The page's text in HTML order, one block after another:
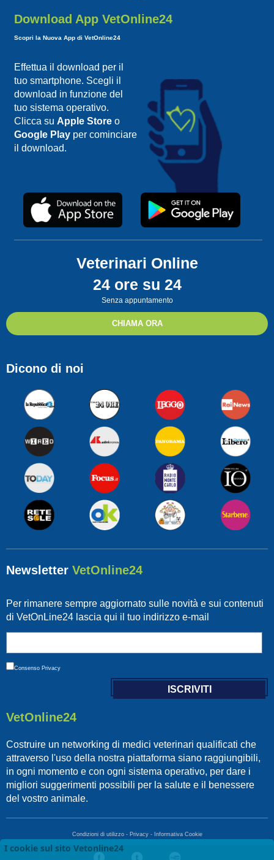
Download App VetOnline24
Scopri la Nuova App di VetOnline24
Effettua il download per il
tuo smartphone. Scegli il
download in funzione del
tuo sistema operativo.
Clicca su Apple Storeo
Google Playper cominciare
il download.
Veterinari Online
24 ore su 24
Senza appuntamento
CHIAMA ORA
Dicono di noi
Newsletter VetOnline24
Per rimanere sempre aggiornato sulle novità e sui contenuti
di VetOnLine24 lascia qui il tuo indirizzo e-mail
Consenso Privacy
VetOnline24
Costruire un networking di medici veterinari qualificati che
attraverso l'uso della nostra piattaforma siano raggiungibili,
in ogni momento e con ogni sistema operativo, per dare i
migliori suggerimenti possibili per la salute e il benessere
del vostro animale.
Condizioni di utilizzo- Privacy- Informativa Cookie
I cookie sul sito Vetonline24